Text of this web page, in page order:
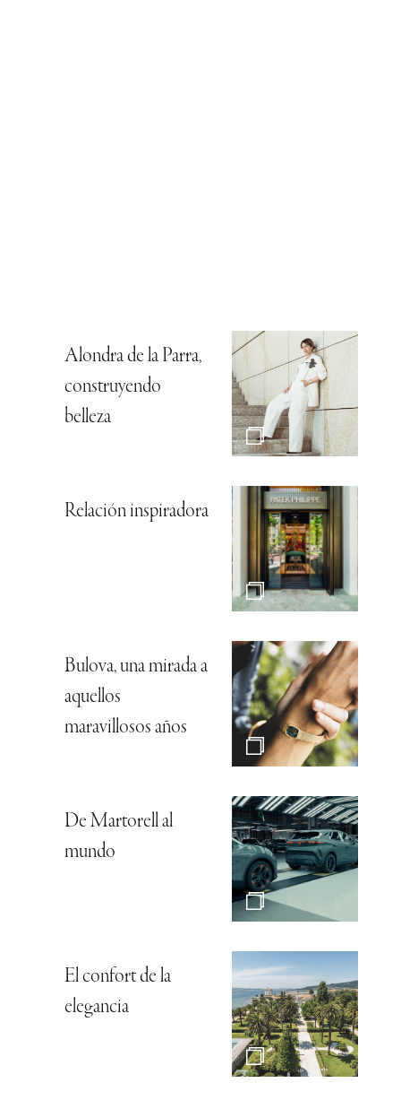
Alondra de la Parra,
construyendo
belleza
Relación inspiradora
Bulova, una mirada a
aquellos
maravillosos años
De Martorell al
mundo
El confort de la
elegancia